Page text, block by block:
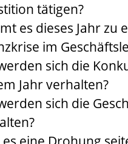
tätigen?
es dieses Jahr zu
im
sich die
Jahr verhalten?
sich die